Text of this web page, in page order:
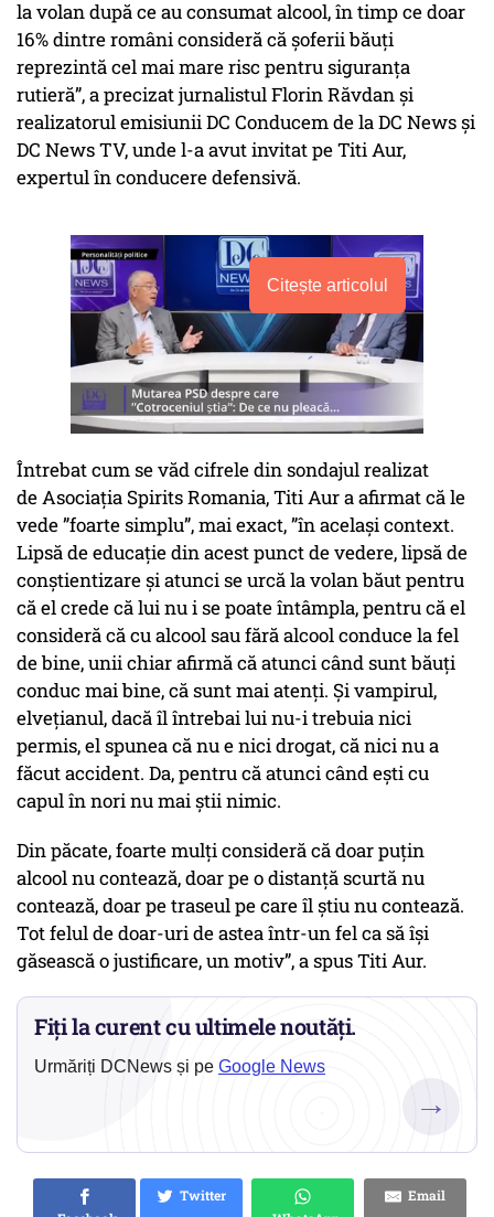
la volan după ce au consumat alcool, în timp ce doar
16% dintre români consideră că șoferii băuți
reprezintă cel mai mare risc pentru siguranța
rutieră”, a precizat jurnalistul Florin Răvdan și
realizatorul emisiunii DC Conducem de la DC News și
DC News TV, unde l-a avut invitat pe Titi Aur,
expertul în conducere defensivă.
Citește articolul
Întrebat cum se văd cifrele din sondajul realizat
de Asociația Spirits Romania, Titi Aur a afirmat că le
vede ”foarte simplu”, mai exact, ”în același context.
Lipsă de educație din acest punct de vedere, lipsă de
conștientizare și atunci se urcă la volan băut pentru
că el crede că lui nu i se poate întâmpla, pentru că el
consideră că cu alcool sau fără alcool conduce la fel
de bine, unii chiar afirmă că atunci când sunt băuți
conduc mai bine, că sunt mai atenți. Și vampirul,
elvețianul, dacă îl întrebai lui nu-i trebuia nici
permis, el spunea că nu e nici drogat, că nici nu a
făcut accident. Da, pentru că atunci când ești cu
capul în nori nu mai știi nimic.
Din păcate, foarte mulți consideră că doar puțin
alcool nu contează, doar pe o distanță scurtă nu
contează, doar pe traseul pe care îl știu nu contează.
Tot felul de doar-uri de astea într-un fel ca să își
găsească o justificare, un motiv”, a spus Titi Aur.
Fiți la curent cu ultimele noutăți.
Urmăriți DCNews și pe Google News
→
Twitter
Email